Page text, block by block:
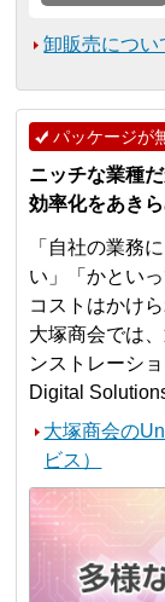
卸販売につい
パッケージが
ニッチな業種
効率化をあき
「自社の業務
い」「かとい
コストはかけ
大塚商会では
ンストレーシ
Digital
大塚商会の
ビス）